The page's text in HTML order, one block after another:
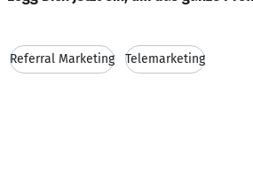
Referral Marketing Telemarketing